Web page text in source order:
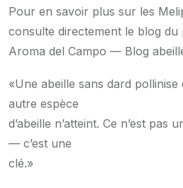
Pour en savoir plus sur les
consulte directement le blog du
Aroma del Campo — Blog
«Une abeille sans dard pollinise
autre espèce
d’abeille n’atteint. Ce n’est pas
— c’est une
clé.»